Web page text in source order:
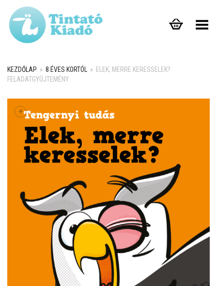
Toggle Menu
KEZDŐLAP » 8 ÉVES KORTÓL » ELEK, MERRE KERESSELEK?
FELADATGYŰJTEMÉNY
+